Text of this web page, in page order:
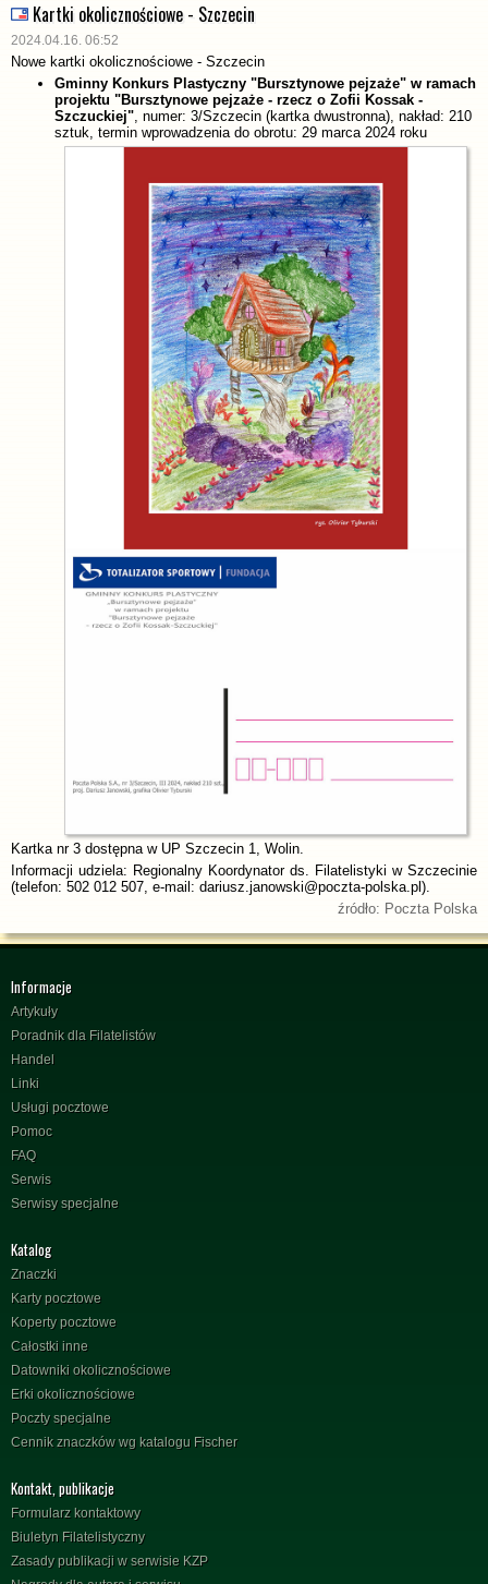
Kartki okolicznościowe - Szczecin
2024.04.16. 06:52
Nowe kartki okolicznościowe - Szczecin
Gminny Konkurs Plastyczny "Bursztynowe pejzaże" w ramach
projektu "Bursztynowe pejzaże - rzecz o Zofii Kossak -
Szczuckiej", numer: 3/Szczecin (kartka dwustronna), nakład: 210
sztuk, termin wprowadzenia do obrotu: 29 marca 2024 roku
Kartka nr 3 dostępna w UP Szczecin 1, Wolin.
Informacji udziela: Regionalny Koordynator ds. Filatelistyki w Szczecinie
(telefon: 502 012 507, e-mail: dariusz.janowski@poczta-polska.pl).
źródło: Poczta Polska
Informacje
Artykuły
Poradnik dla Filatelistów
Handel
Linki
Usługi pocztowe
Pomoc
FAQ
Serwis
Serwisy specjalne
Katalog
Znaczki
Karty pocztowe
Koperty pocztowe
Całostki inne
Datowniki okolicznościowe
Erki okolicznościowe
Poczty specjalne
Cennik znaczków wg katalogu Fischer
Kontakt, publikacje
Formularz kontaktowy
Biuletyn Filatelistyczny
Zasady publikacji w serwisie KZP